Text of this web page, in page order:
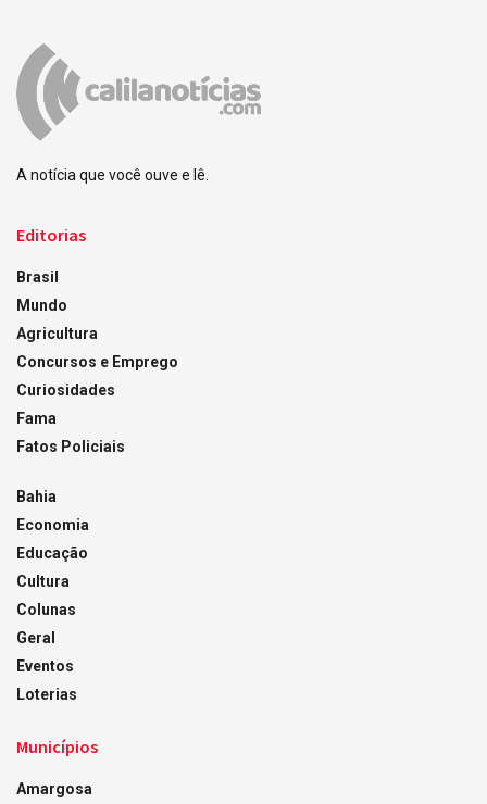
A notícia que você ouve e lê.
Editorias
Brasil
Mundo
Agricultura
Concursos e Emprego
Curiosidades
Fama
Fatos Policiais
Bahia
Economia
Educação
Cultura
Colunas
Geral
Eventos
Loterias
Municípios
Amargosa